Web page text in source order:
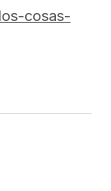
cosas-